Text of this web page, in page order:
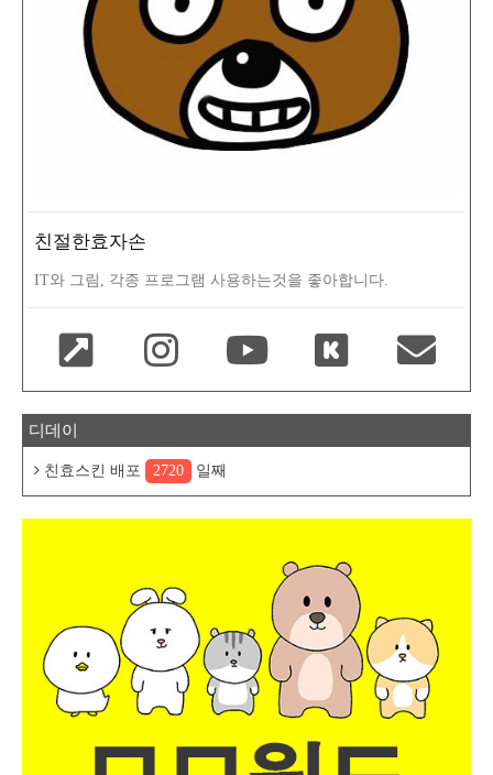
친절한효자손
IT와 그림, 각종 프로그램 사용하는것을 좋아합니다.
디데이
친효스킨 배포 2720 일째